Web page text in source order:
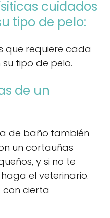
cuidados
tipo de pelo:
que requiere cada
tipo de pelo.
de un
de baño también
un cortauñas
y si no te
el veterinario.
con cierta